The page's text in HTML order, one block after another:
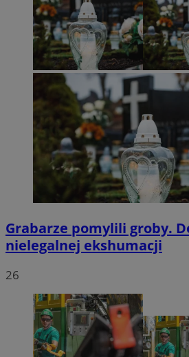
Grabarze pomylili groby.
nielegalnej ekshumacji
26